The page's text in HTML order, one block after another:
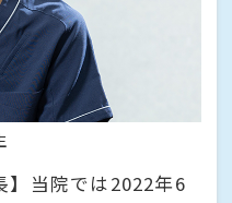
】当院では2022年6